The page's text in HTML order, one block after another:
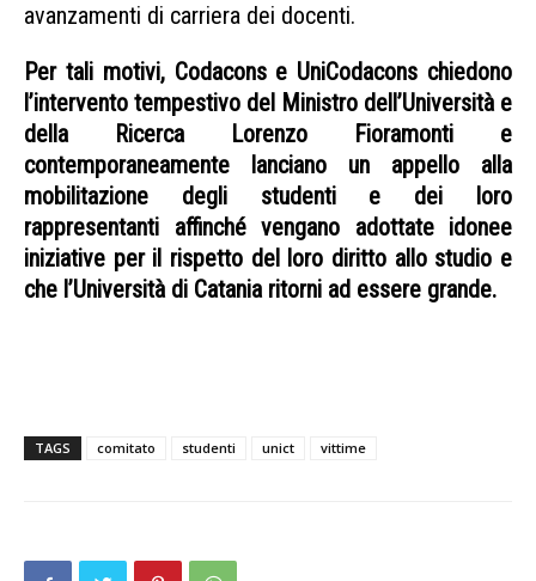
avanzamenti di carriera dei docenti.
Per tali motivi, Codacons e UniCodacons chiedono
l’intervento tempestivo del Ministro dell’Università e
della Ricerca Lorenzo Fioramonti e
contemporaneamente lanciano un appello alla
mobilitazione degli studenti e dei loro
rappresentanti affinché vengano adottate idonee
iniziative per il rispetto del loro diritto allo studio e
che l’Università di Catania ritorni ad essere grande.
TAGS comitato studenti unict vittime